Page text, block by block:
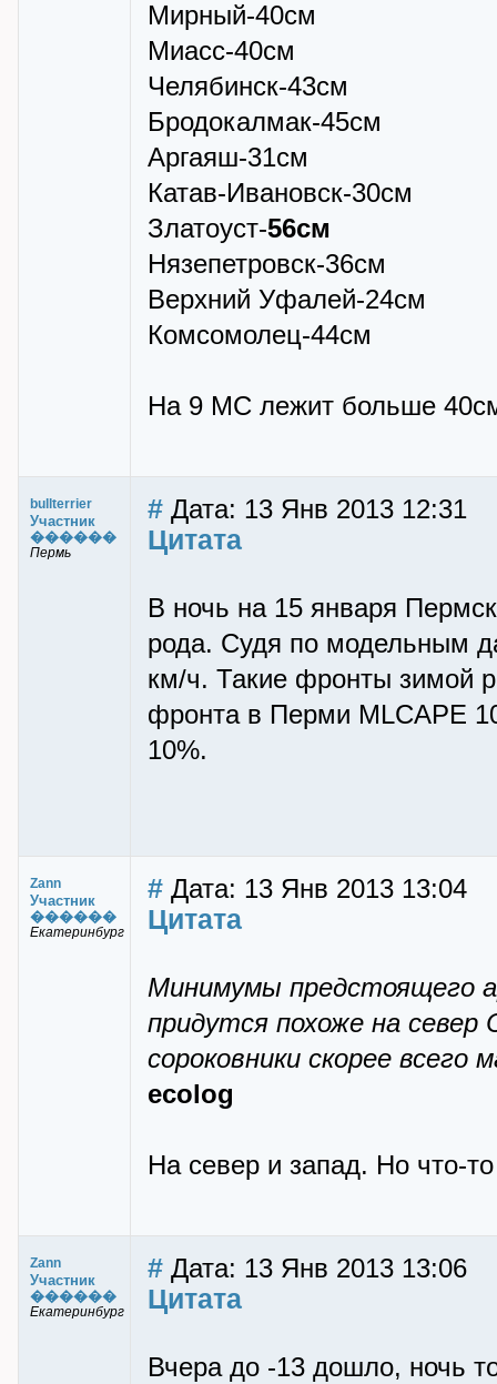
Мирный-40см
Миасс-40см
Челябинск-43см
Бродокалмак-45см
Аргаяш-31см
Катав-Ивановск-30см
Златоуст-56см
Нязепетровск-36см
Верхний Уфалей-24см
Комсомолец-44см
На 9 МС лежит больше
bullterrier
Участник
������
Пермь
# Дата: 13 Янв 2013 12:31
Цитата
В ночь на 15 января
рода. Судя по модельным
км/ч. Такие фронты зимой
фронта в Перми MLCAPE
10%.
Zann
Участник
������
Екатеринбург
# Дата: 13 Янв 2013 13:04
Цитата
Минимумы предстоящего
придутся похоже на север
сороковники скорее всего
ecolog
На север и запад. Но что-
Zann
Участник
������
Екатеринбург
# Дата: 13 Янв 2013 13:06
Цитата
Вчера до -13 дошло, ночь